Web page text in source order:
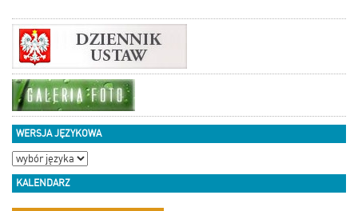
WERSJA JĘZYKOWA
KALENDARZ